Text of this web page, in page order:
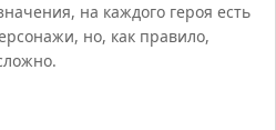
на каждого героя есть
но, как правило,